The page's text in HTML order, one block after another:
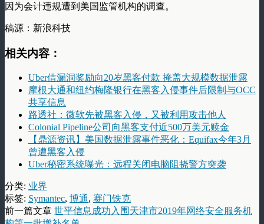
因为会计违规遭到美国监管机构的调查。
稿源：新浪科技
相关内容：
Uber借漏洞奖励向20岁黑客付款 掩盖大规模数据泄露
摩根大通和纽约梅隆银行在黑客入侵事件后限制与OCC
共享信息
路透社：微软先被黑客入侵，又被利用攻击他人
Colonial Pipeline公司向黑客支付近500万美元赎金
【鼎源资讯】美国数据泄露事件恶化：Equifax今年3月
曾遭黑客入侵
Uber秘密系统曝光：远程关闭电脑阻挠警方突袭
分类: 业界
标签: Symantec, 博通, 赛门铁克
前一篇文章 世平信息成功入围天津市2019年网络安全服务机